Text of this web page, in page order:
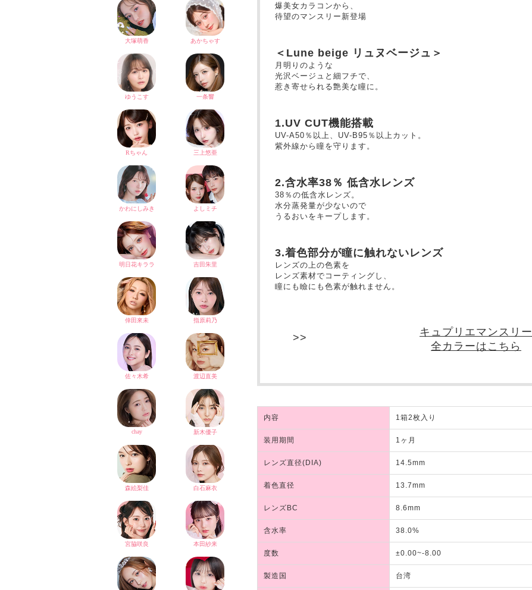
爆美女カラコンから、
待望のマンスリー新登場
＜Lune beige リュヌベージュ＞
月明りのような
光沢ベージュと細フチで、
惹き寄せられる艶美な瞳に。
1.UV CUT機能搭載
UV-A50％以上、UV-B95％以上カット。
紫外線から瞳を守ります。
2.含水率38％ 低含水レンズ
38％の低含水レンズ。
水分蒸発量が少ないので
うるおいをキープします。
3.着色部分が瞳に触れないレンズ
レンズの上の色素を
レンズ素材でコーティングし、
瞳にも瞼にも色素が触れません。
キュプリエマンスリー
全カラーはこちら
内容 1箱2枚入り
装用期間 1ヶ月
レンズ直径(DIA) 14.5mm
着色直径 13.7mm
レンズBC 8.6mm
含水率 38.0%
度数 ±0.00~-8.00
製造国 台湾